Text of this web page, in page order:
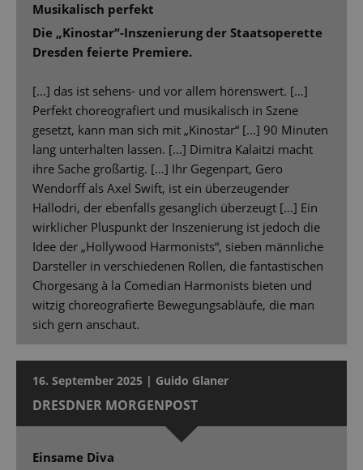
Musikalisch perfekt
Die „Kinostar“-Inszenierung der Staatsoperette
Dresden feierte Premiere.
[…] das ist sehens- und vor allem hörenswert. […]
Perfekt choreografiert und musikalisch in Szene
gesetzt, kann man sich mit „Kinostar“ [...] 90 Minuten
lang unterhalten lassen. […] Dimitra Kalaitzi macht
ihre Sache großartig. […] Ihr Gegenpart, Gero
Wendorff als Axel Swift, ist ein überzeugender
Hallodri, der ebenfalls gesanglich überzeugt […] Ein
wirklicher Pluspunkt der Inszenierung ist jedoch die
Idee der „Hollywood Harmonists“, sieben männliche
Darsteller in verschiedenen Rollen, die fantastischen
Chorgesang à la Comedian Harmonists bieten und
witzig choreografierte Bewegungsabläufe, die man
sich gern anschaut.
16. September 2025 | Guido Glaner
DRESDNER MORGENPOST
Einsame Diva